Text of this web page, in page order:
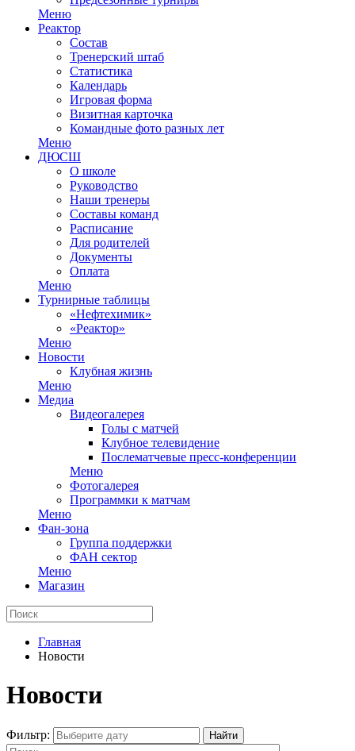
Меню
Реактор
Состав
Тренерский штаб
Статистика
Календарь
Игровая форма
Визитная карточка
Командные фото разных лет
Меню
ДЮСШ
О школе
Руководство
Наши тренеры
Составы команд
Расписание
Для родителей
Документы
Оплата
Меню
Турнирные таблицы
«Нефтехимик»
«Реактор»
Меню
Новости
Клубная жизнь
Меню
Медиа
Видеогалерея
Голы с матчей
Клубное телевидение
Послематчевые пресс-конференции
Меню
Фотогалерея
Программки к матчам
Меню
Фан-зона
Группа поддержки
ФАН сектор
Меню
Магазин
Главная
Новости
Новости
Фильтр: